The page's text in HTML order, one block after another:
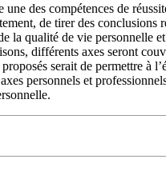
des compétences de
de tirer des
la qualité de vie personnelle
différents axes seront
serait de permettre à
personnels et